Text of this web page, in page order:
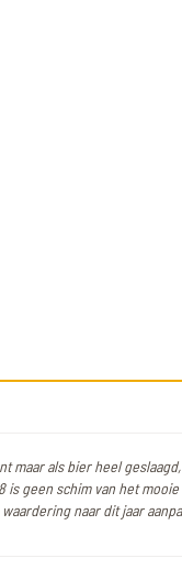
maar als bier heel
is geen schim van het
naar dit jaar